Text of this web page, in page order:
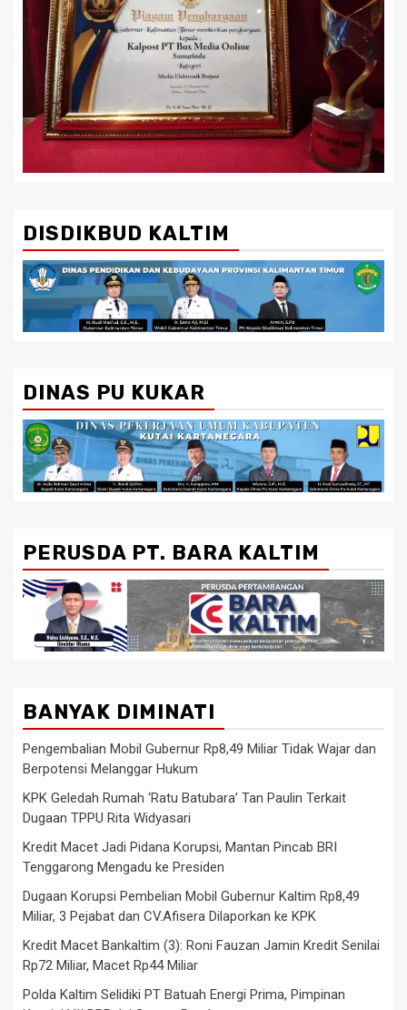
DISDIKBUD KALTIM
DINAS PU KUKAR
PERUSDA PT. BARA KALTIM
BANYAK DIMINATI
Pengembalian Mobil Gubernur Rp8,49 Miliar Tidak Wajar dan
Berpotensi Melanggar Hukum
KPK Geledah Rumah ‘Ratu Batubara’ Tan Paulin Terkait
Dugaan TPPU Rita Widyasari
Kredit Macet Jadi Pidana Korupsi, Mantan Pincab BRI
Tenggarong Mengadu ke Presiden
Dugaan Korupsi Pembelian Mobil Gubernur Kaltim Rp8,49
Miliar, 3 Pejabat dan CV.Afisera Dilaporkan ke KPK
Kredit Macet Bankaltim (3): Roni Fauzan Jamin Kredit Senilai
Rp72 Miliar, Macet Rp44 Miliar
Polda Kaltim Selidiki PT Batuah Energi Prima, Pimpinan